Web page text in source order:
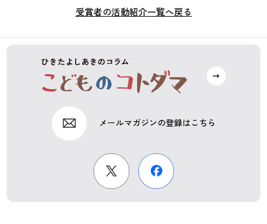
受賞者の活動紹介一覧へ戻る
メールマガジンの登録はこちら